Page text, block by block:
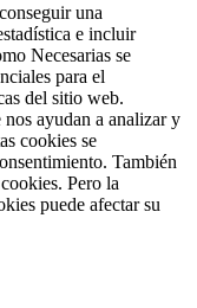
una
e incluir
Necesarias se
para el
del sitio web.
ayudan a analizar y
cookies se
También
Pero la
puede afectar su